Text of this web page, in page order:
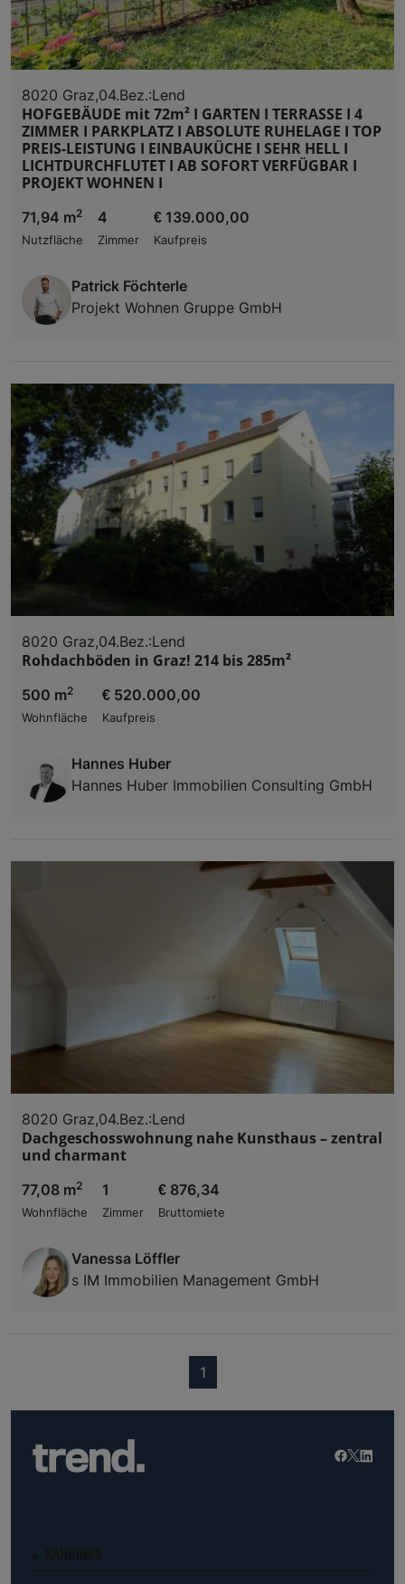
8020 Graz,04.Bez.:Lend
HOFGEBÄUDE mit 72m² I GARTEN I TERRASSE I 4
ZIMMER I PARKPLATZ I ABSOLUTE RUHELAGE I TOP
PREIS-LEISTUNG I EINBAUKÜCHE I SEHR HELL I
LICHTDURCHFLUTET I AB SOFORT VERFÜGBAR I
PROJEKT WOHNEN I
71,94 m2
Nutzfläche
4
Zimmer
€ 139.000,00
Kaufpreis
Patrick Föchterle
Projekt Wohnen Gruppe GmbH
8020 Graz,04.Bez.:Lend
Rohdachböden in Graz! 214 bis 285m²
500 m2
Wohnfläche
€ 520.000,00
Kaufpreis
Hannes Huber
Hannes Huber Immobilien Consulting GmbH
8020 Graz,04.Bez.:Lend
Dachgeschosswohnung nahe Kunsthaus – zentral
und charmant
77,08 m2
Wohnfläche
1
Zimmer
€ 876,34
Bruttomiete
Vanessa Löffler
s IM Immobilien Management GmbH
1(current)